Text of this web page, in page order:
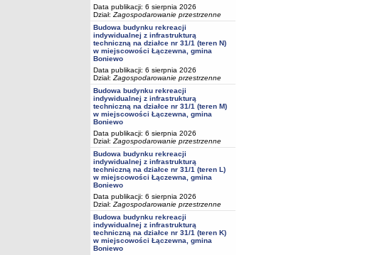
Data publikacji: 6 sierpnia 2026
Dział: Zagospodarowanie przestrzenne
Budowa budynku rekreacji
indywidualnej z infrastrukturą
techniczną na działce nr 31/1 (teren N)
w miejscowości Łączewna, gmina
Boniewo
Data publikacji: 6 sierpnia 2026
Dział: Zagospodarowanie przestrzenne
Budowa budynku rekreacji
indywidualnej z infrastrukturą
techniczną na działce nr 31/1 (teren M)
w miejscowości Łączewna, gmina
Boniewo
Data publikacji: 6 sierpnia 2026
Dział: Zagospodarowanie przestrzenne
Budowa budynku rekreacji
indywidualnej z infrastrukturą
techniczną na działce nr 31/1 (teren L)
w miejscowości Łączewna, gmina
Boniewo
Data publikacji: 6 sierpnia 2026
Dział: Zagospodarowanie przestrzenne
Budowa budynku rekreacji
indywidualnej z infrastrukturą
techniczną na działce nr 31/1 (teren K)
w miejscowości Łączewna, gmina
Boniewo